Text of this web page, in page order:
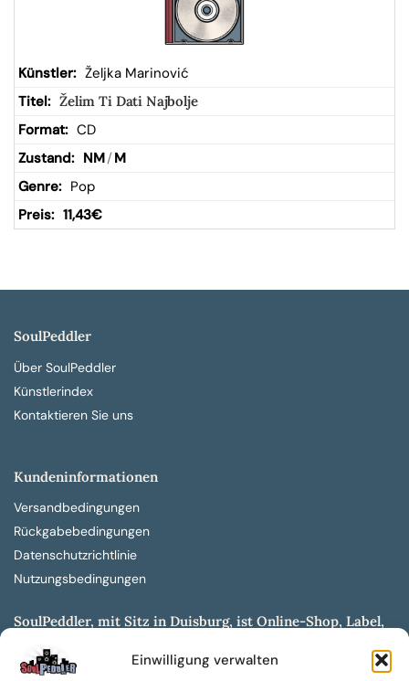
Einwilligung verwalten
Željka Marinović
Želim Ti Dati Najbolje
CD
NM/ M
Pop
11,43€
SoulPeddler
Über SoulPeddler
Künstlerindex
Kontaktieren Sie uns
Kundeninformationen
Versandbedingungen
Rückgabebedingungen
Datenschutzrichtlinie
Nutzungsbedingungen
SoulPeddler, mit Sitz in Duisburg, ist Online-Shop, Label,
entwickelt aus dem SoulPeddler Vinyl-Presswerk und